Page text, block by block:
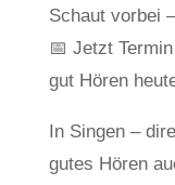
Schaut vorbei
📅 Jetzt
gut Hören
In Singen –
gutes Hören